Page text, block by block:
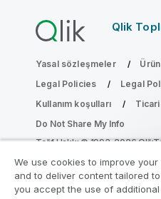
Qlik
Yasal sözleşmeler
Legal Policies
Legal
Kullanım koşulları
Do Not Share My Info
Telif Hakkı © 1993-2026
We use cookies to improve
and to deliver content tailored to
you accept the use of